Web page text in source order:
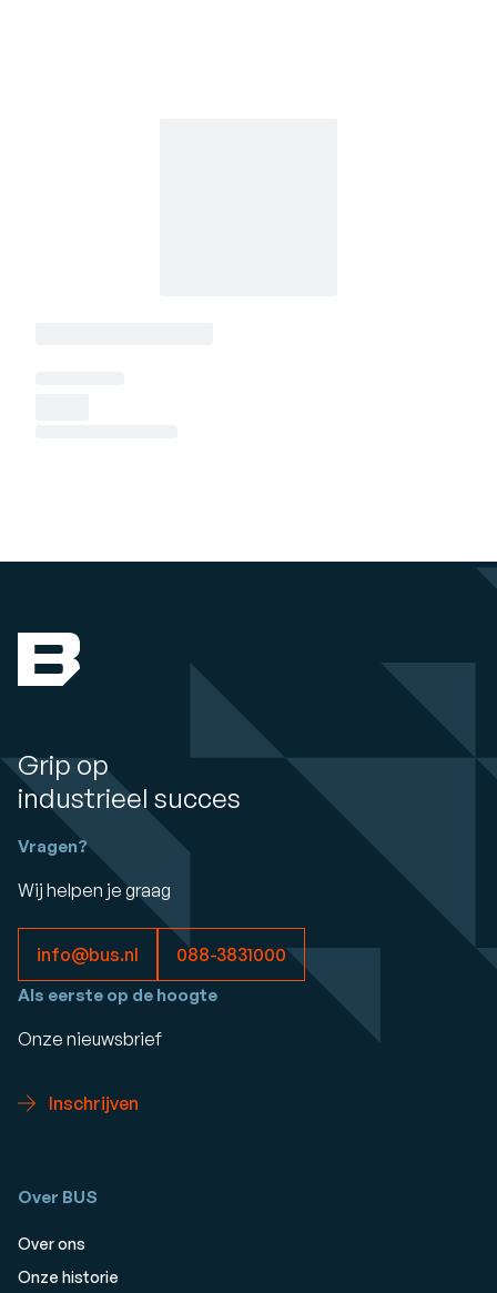
Grip op
industrieel succes
Vragen?
Wij helpen je graag
info@bus.nl 088-3831000
Als eerste op de hoogte
Onze nieuwsbrief
Inschrijven
Over BUS
Over ons
Onze historie